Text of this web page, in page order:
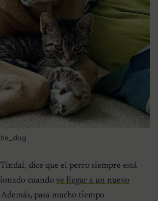
dice que el perro siempre está
cuando ve llegar a un nuevo
Además, pasa mucho tiempo